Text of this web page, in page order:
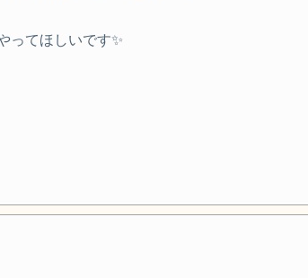
ってほしいです✨️